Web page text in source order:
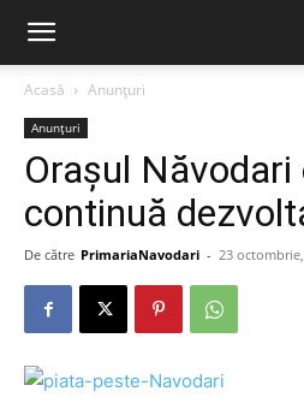
Acasă Anunțuri
Anunțuri
Oraşul Năvodari
continuă
De către PrimariaNavodari - 23